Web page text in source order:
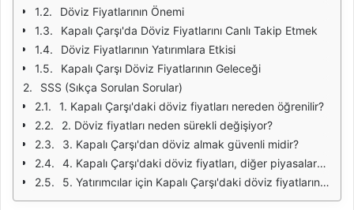
Döviz Fiyatlarının Önemi
Kapalı Çarşı'da Döviz Fiyatlarını Canlı Takip Etmek
Döviz Fiyatlarının Yatırımlara Etkisi
Kapalı Çarşı Döviz Fiyatlarının Geleceği
SSS (Sıkça Sorulan Sorular)
1. Kapalı Çarşı'daki döviz fiyatları nereden öğrenilir?
2. Döviz fiyatları neden sürekli değişiyor?
3. Kapalı Çarşı'dan döviz almak güvenli midir?
4. Kapalı Çarşı'daki döviz fiyatları, diğer piyasalardan farklı mı?
5. Yatırımcılar için Kapalı Çarşı'daki döviz fiyatlarının önemi nedir?